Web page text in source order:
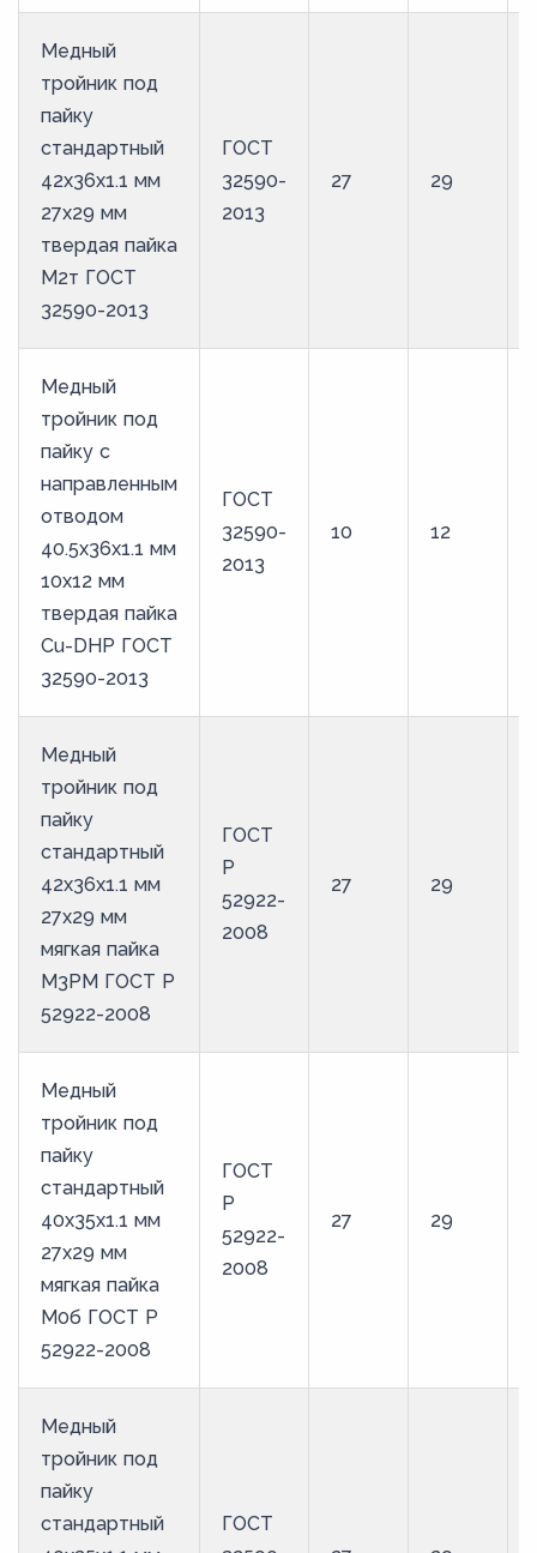
Медный
тройник под
пайку
стандартный
42х36х1.1 мм
27х29 мм
твердая пайка
М2т ГОСТ
32590-2013
ГОСТ
32590-
2013
27 29
Медный
тройник под
пайку с
направленным
отводом
40.5х36х1.1 мм
10х12 мм
твердая пайка
Cu-DHP ГОСТ
32590-2013
ГОСТ
32590-
2013
10 12
Медный
тройник под
пайку
стандартный
42х36х1.1 мм
27х29 мм
мягкая пайка
М3РМ ГОСТ Р
52922-2008
ГОСТ
Р
52922-
2008
27 29
Медный
тройник под
пайку
стандартный
40х35х1.1 мм
27х29 мм
мягкая пайка
М0б ГОСТ Р
52922-2008
ГОСТ
Р
52922-
2008
27 29
Медный
тройник под
пайку
стандартный
ГОСТ